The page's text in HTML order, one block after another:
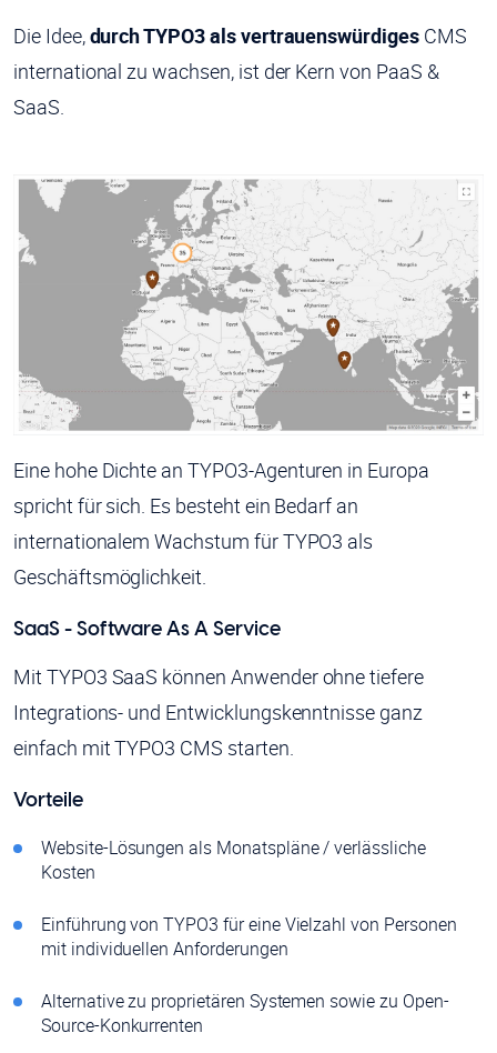
Die Idee,durch TYPO3 als vertrauenswürdigesCMS
international zu wachsen, ist der Kern von PaaS &
SaaS.
Eine hohe Dichte an TYPO3-Agenturen in Europa
spricht für sich. Es besteht ein Bedarf an
internationalem Wachstum für TYPO3 als
Geschäftsmöglichkeit.
SaaS - Software As A Service
Mit TYPO3 SaaS können Anwender ohne tiefere
Integrations- und Entwicklungskenntnisse ganz
einfach mit TYPO3 CMS starten.
Vorteile
Website-Lösungen als Monatspläne / verlässliche
Kosten
Einführung von TYPO3 für eine Vielzahl von Personen
mit individuellen Anforderungen
Alternative zu proprietären Systemen sowie zu Open-
Source-Konkurrenten